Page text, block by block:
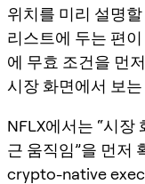
위치를 미리 설명
리스트에 두는 편
에 무효 조건을 먼
시장 화면에서 보
NFLX에서는 “시장
근 움직임”을 먼저
crypto-native